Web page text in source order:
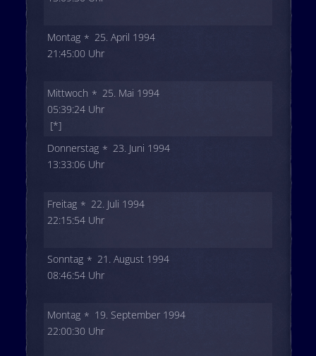
Montag
25. April 1994
21:45:00 Uhr
Mittwoch
25. Mai 1994
05:39:24 Uhr
[*]
Donnerstag
23. Juni 1994
13:33:06 Uhr
Freitag
22. Juli 1994
22:15:54 Uhr
Sonntag
21. August 1994
08:46:54 Uhr
Montag
19. September 1994
22:00:30 Uhr